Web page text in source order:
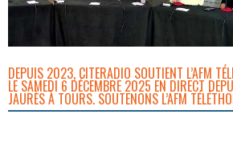
DEPUIS 2023, CITERADIO SOUTIENT L’AFM
LE SAMEDI 6 DÉCEMBRE 2025 EN DIRECT
JAURÈS À TOURS. SOUTENONS L’AFM